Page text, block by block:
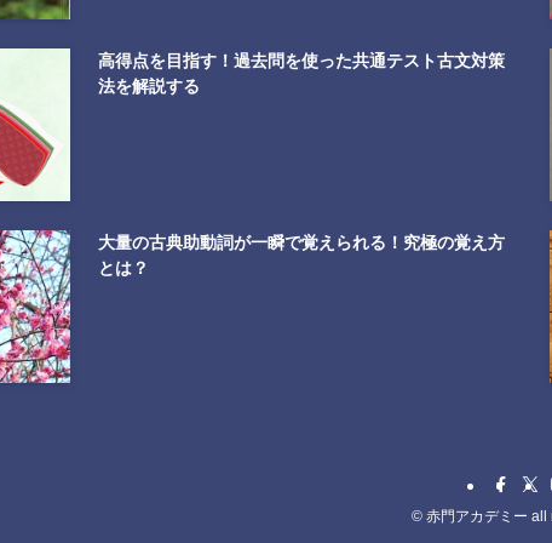
高得点を目指す！過去問を使った共通テスト古文対策
法を解説する
大量の古典助動詞が一瞬で覚えられる！究極の覚え方
とは？
© 赤門アカデミー all